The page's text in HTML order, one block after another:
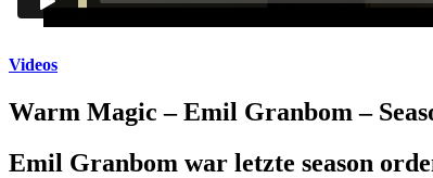
Videos
Warm Magic – Emil Granbom –
Emil Granbom war letzte season